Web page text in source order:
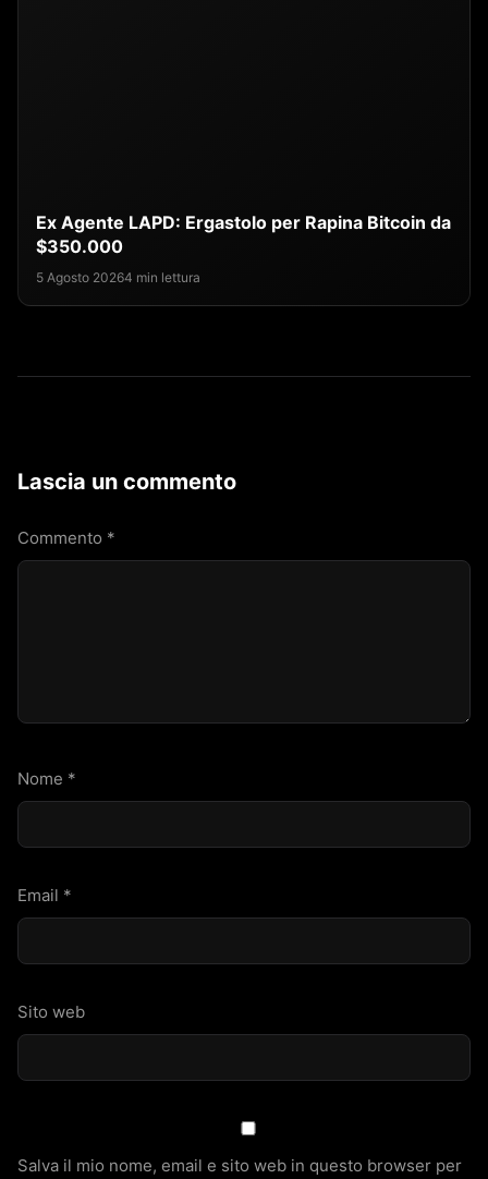
Ex Agente LAPD: Ergastolo per Rapina Bitcoin da
$350.000
5 Agosto 20264 min lettura
Lascia un commento
Commento *
Nome *
Email *
Sito web
Salva il mio nome, email e sito web in questo browser per